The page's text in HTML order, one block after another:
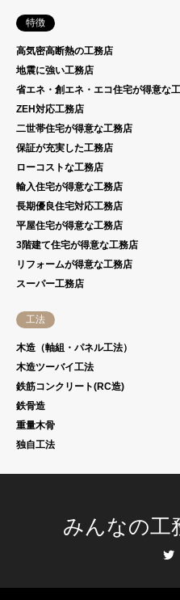
特徴
高気密高断熱の工務店
地震に強い工務店
省エネ・創エネ・エコ住宅が得意な
ZEH対応工務店
二世帯住宅が得意な工務店
保証が充実した工務店
ローコストな工務店
輸入住宅が得意な工務店
長期優良住宅対応工務店
平屋住宅が得意な工務店
3階建て住宅が得意な工務店
リフォームが得意な工務店
スーパー工務店
工法
木造（軸組・パネル工法）
木造ツーバイ工法
鉄筋コンクリート(RC造)
鉄骨造
重量木骨
独自工法
みんなの工